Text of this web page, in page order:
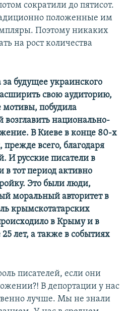
сократили до пятисот.
положенные им
Поэтому никаких
на рост количества
за будущее украинского
свою аудиторию,
мотивы, побудила
возглавить национально-
В Киеве в конце 80-х
всего, благодаря
И русские писатели в
в тот период активно
Это были люди,
моральный авторитет в
крымскотатарских
в Крыму и в
лет, а также в событиях
писателей, если они
В депортации у нас
лучше. Мы не знали